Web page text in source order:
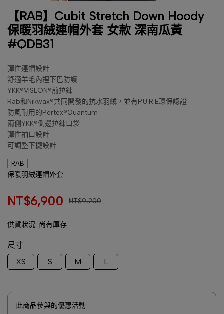
【RAB】Cubit Stretch Down Hoody
保暖羽絨連帽外套 女款 深南瓜黃
#QDB31
彈性連帽設計
舒適羊毛內裡下巴防護
YKK®VISLON®前拉鍊
Rab和Nikwax®共同開發的抗水羽絨，並有P.U.R.E環保認證
防風耐用的Pertex®Quantum
兩側YKK®側邊拉鍊口袋
彈性袖口設計
可調整下擺設計
RAB
保暖羽絨連帽外套
NT$6,900 NT$9,200
供貨狀況: 尚有庫存
尺寸
XS
S M L
此商品參與的優惠活動